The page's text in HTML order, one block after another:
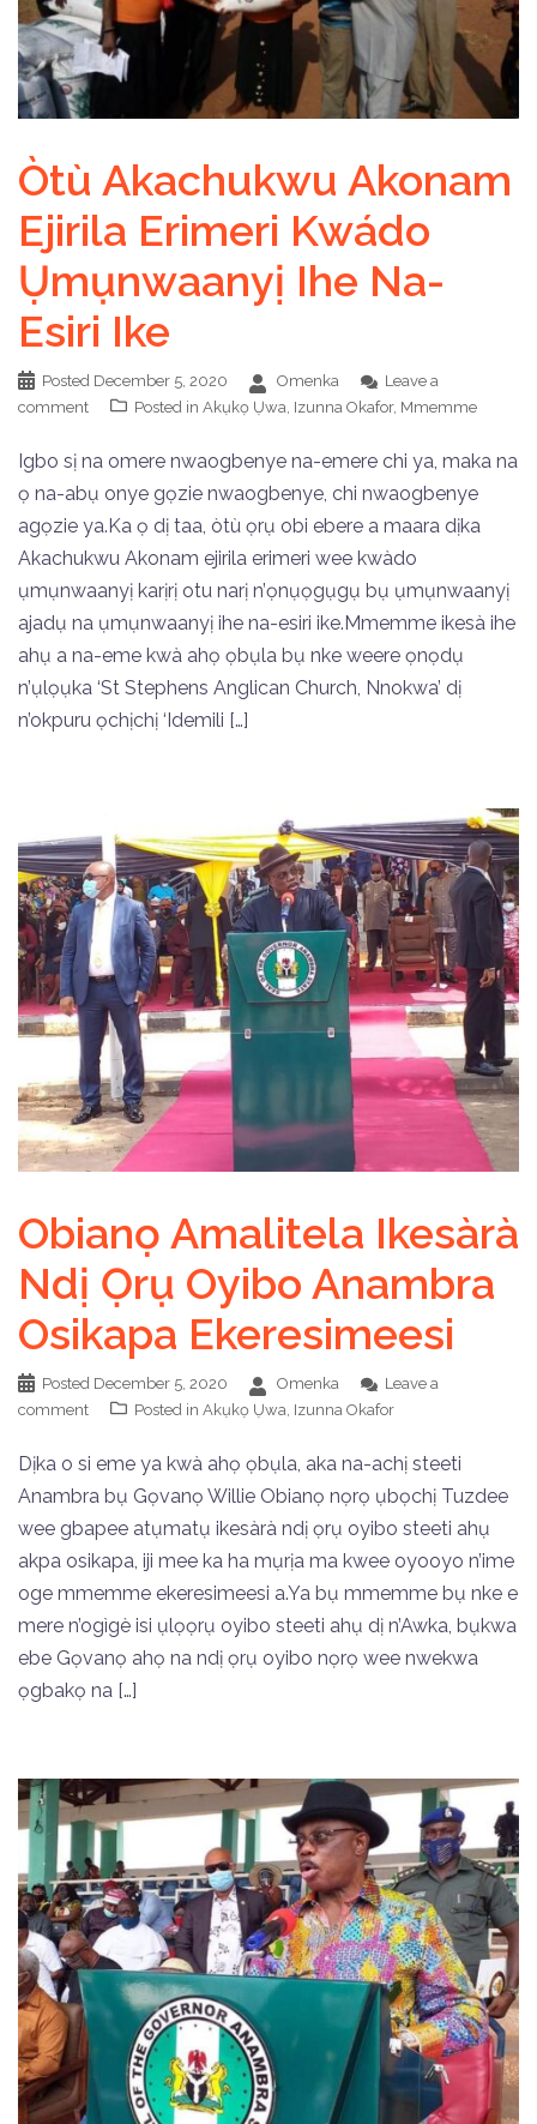
Òtù Akachukwu Akonam
Ejirila Erimeri Kwádo
Ụmụnwaanyị Ihe Na-
Esiri Ike
Posted December 5, 2020 Omenka
Leave a
comment
Posted in Akụkọ Ụwa, Izunna Okafor, Mmemme
Igbo sị na omere nwaogbenye na-emere chi ya, maka na
ọ na-abụ onye gọzie nwaogbenye, chi nwaogbenye
agọzie ya.Ka ọ dị taa, òtù ọrụ obi ebere a maara dịka
Akachukwu Akonam ejirila erimeri wee kwàdo
ụmụnwaanyị karịrị otu narị n’ọnụọgụgụ bụ ụmụnwaanyị
ajadụ na ụmụnwaanyị ihe na-esiri ike.Mmemme ikesà ihe
ahụ a na-eme kwà ahọ ọbụla bụ nke weere ọnọdụ
n’ụlọụka ‘St Stephens Anglican Church, Nnokwa’ dị
n’okpuru ọchịchị ‘Idemili […]
Obianọ Amalitela Ikesàrà
Ndị Ọrụ Oyibo Anambra
Osikapa Ekeresimeesi
Posted December 5, 2020 Omenka
Leave a
comment
Posted in Akụkọ Ụwa, Izunna Okafor
Dịka o si eme ya kwà ahọ ọbụla, aka na-achị steeti
Anambra bụ Gọvanọ Willie Obianọ nọrọ ụbọchị Tuzdee
wee gbapee atụmatụ ikesàrà ndị ọrụ oyibo steeti ahụ
akpa osikapa, iji mee ka ha mụrịa ma kwee oyooyo n’ime
oge mmemme ekeresimeesi a.Ya bụ mmemme bụ nke e
mere n’ogìgè isi ụlọọrụ oyibo steeti ahụ dị n’Awka, bụkwa
ebe Gọvanọ ahọ na ndị ọrụ oyibo nọrọ wee nwekwa
ọgbakọ na […]